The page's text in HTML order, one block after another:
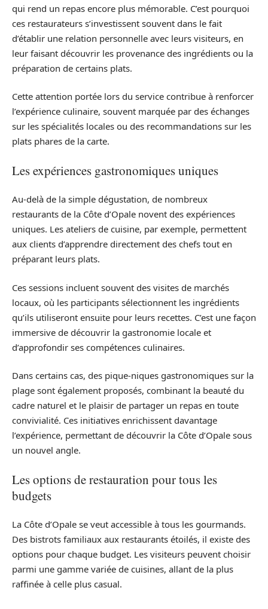
qui rend un repas encore plus mémorable. C’est pourquoi
ces restaurateurs s’investissent souvent dans le fait
d’établir une relation personnelle avec leurs visiteurs, en
leur faisant découvrir les provenance des ingrédients ou la
préparation de certains plats.
Cette attention portée lors du service contribue à renforcer
l’expérience culinaire, souvent marquée par des échanges
sur les spécialités locales ou des recommandations sur les
plats phares de la carte.
Les expériences gastronomiques uniques
Au-delà de la simple dégustation, de nombreux
restaurants de la Côte d’Opale novent des expériences
uniques. Les ateliers de cuisine, par exemple, permettent
aux clients d’apprendre directement des chefs tout en
préparant leurs plats.
Ces sessions incluent souvent des visites de marchés
locaux, où les participants sélectionnent les ingrédients
qu’ils utiliseront ensuite pour leurs recettes. C’est une façon
immersive de découvrir la gastronomie locale et
d’approfondir ses compétences culinaires.
Dans certains cas, des pique-niques gastronomiques sur la
plage sont également proposés, combinant la beauté du
cadre naturel et le plaisir de partager un repas en toute
convivialité. Ces initiatives enrichissent davantage
l’expérience, permettant de découvrir la Côte d’Opale sous
un nouvel angle.
Les options de restauration pour tous les
budgets
La Côte d’Opale se veut accessible à tous les gourmands.
Des bistrots familiaux aux restaurants étoilés, il existe des
options pour chaque budget. Les visiteurs peuvent choisir
parmi une gamme variée de cuisines, allant de la plus
raffinée à celle plus casual.